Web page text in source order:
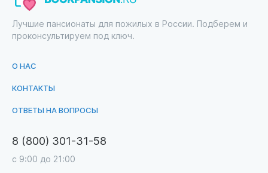
Лучшие пансионаты для пожилых в России. Подберем и
проконсультируем под ключ.
О НАС
КОНТАКТЫ
ОТВЕТЫ НА ВОПРОСЫ
8 (800) 301-31-58
с 9:00 до 21:00